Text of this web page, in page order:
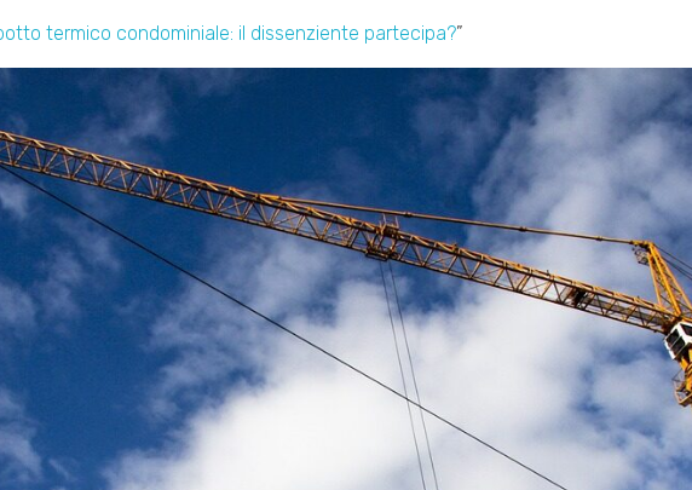
termico condominiale: il dissenziente partecipa?”